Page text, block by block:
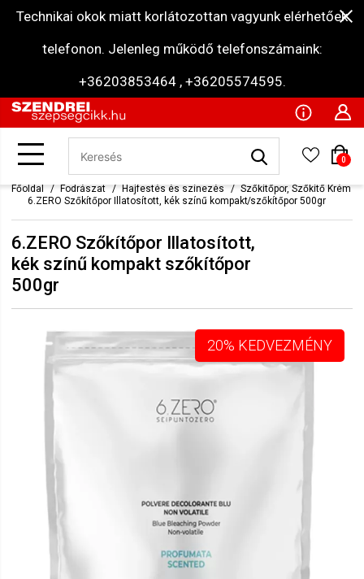
Technikai okok miatt korlátozottan vagyunk elérhetőek
telefonon. Jelenleg működő telefonszámaink:
+36203853464 , +36205574595.
0
Főoldal Fodrászat Hajfestés és színezés
Szőkítőpor, Szőkítő Krém
6.ZERO Szőkítőpor Illatosított, kék színű kompakt szőkítőpor 500gr
6.ZERO Szőkítőpor Illatosított,
kék színű kompakt szőkítőpor
500gr
20% KEDVEZMÉNY